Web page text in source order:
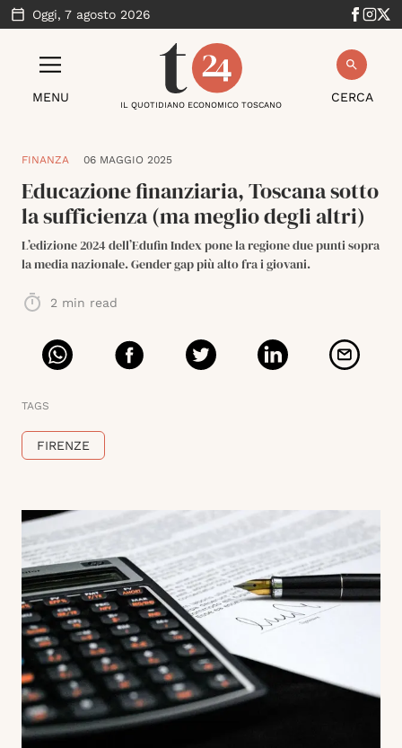
Oggi, 7 agosto 2026
MENU CERCA
IL QUOTIDIANO ECONOMICO TOSCANO
FINANZA 06 MAGGIO 2025
Educazione finanziaria, Toscana sotto
la sufficienza (ma meglio degli altri)
L’edizione 2024 dell’Edufin Index pone la regione due punti sopra
la media nazionale. Gender gap più alto fra i giovani.
2 min read
TAGS
FIRENZE